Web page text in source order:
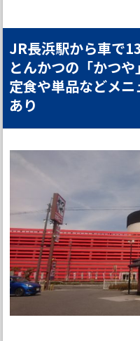
JR長浜駅から車で
とんかつの「かつ
定食や単品などメ
あり